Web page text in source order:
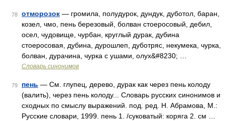
78 отморозок — громила, полудурок, дундук, дуботол, баран,
козел, чмо, пень березовый, болван стоеросовый, дебил,
осел, чудовище, чурбан, круглый дурак, дубина
стоеросовая, дубина, дурошлеп, дуботряс, некумека, чурка,
болван, дурачина, чурка с ушами, олух&#8230; …
Словарь синонимов
79 пень — См. глупец, дерево, дурак как через пень колоду
(валить), через пень колоду... Словарь русских синонимов и
сходных по смыслу выражений. под. ред. Н. Абрамова, М.:
Русские словари, 1999. пень 1. /суковатый: коряга 2. см …